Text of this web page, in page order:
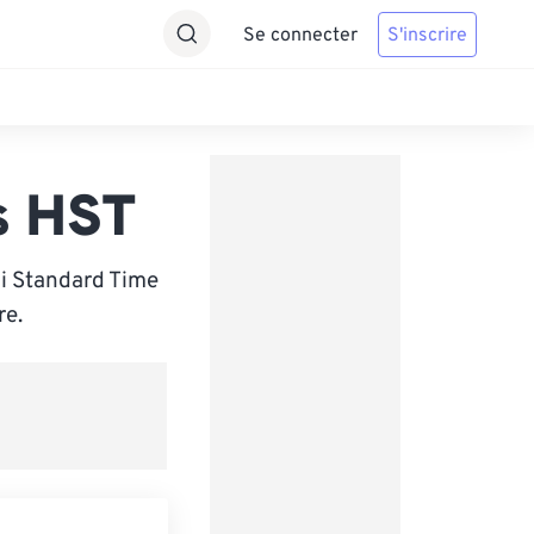
Se connecter S'inscrire
HST
Standard Time